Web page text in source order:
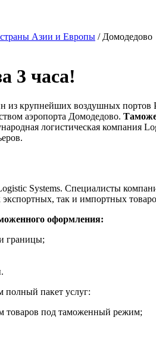
Азии и Европы / Домодедово
3 часа!
крупнейших воздушных портов
аэропорта Домодедово.
логистическая компания
Systems. Специалисты
экспортных, так и импортных
оформления:
границы;
полный пакет услуг:
товаров под таможенный режим;